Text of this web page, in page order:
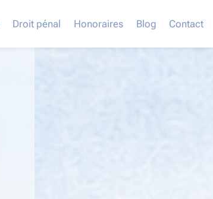
Droit pénal Honoraires Blog Contact